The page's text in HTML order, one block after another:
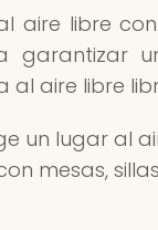
aire libre
garantizar
aire libre
un lugar al
mesas,